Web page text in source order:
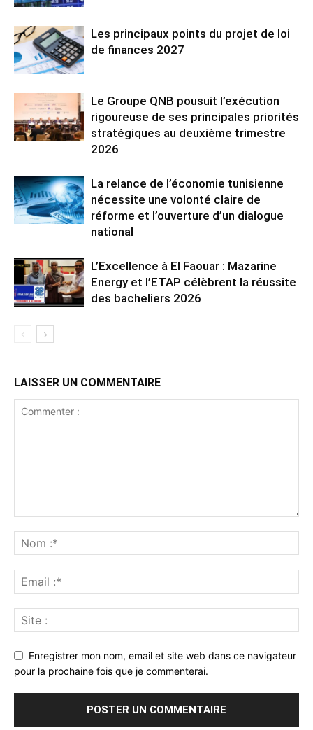
Les principaux points du projet de loi
de finances 2027
Le Groupe QNB pousuit l’exécution
rigoureuse de ses principales priorités
stratégiques au deuxième trimestre
2026
La relance de l’économie tunisienne
nécessite une volonté claire de
réforme et l’ouverture d’un dialogue
national
L’Excellence à El Faouar : Mazarine
Energy et l’ETAP célèbrent la réussite
des bacheliers 2026
LAISSER UN COMMENTAIRE
Enregistrer mon nom, email et site web dans ce navigateur
pour la prochaine fois que je commenterai.